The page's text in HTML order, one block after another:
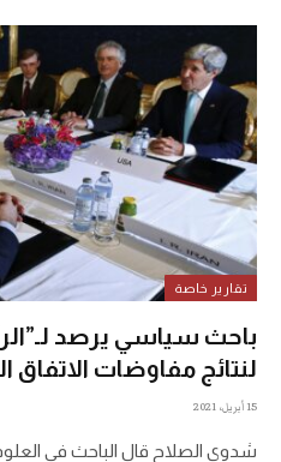
تقارير خاصة
باحث سياسي يرصد
لنتائج مفاوضات الاتفاق
15 أبريل، 2021
شدوى الصلاح قال الباحث في